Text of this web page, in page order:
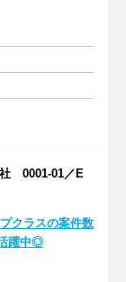
0001-01／E
クラスの案件数
躍中◎